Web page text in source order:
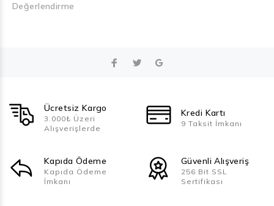
Değerlendirme
Ücretsiz Kargo
3.000₺ Üzeri
Alışverişlerde
Kredi Kartı
9 Taksit İmkanı
Kapıda Ödeme
Kapıda Ödeme
İmkanı
Güvenli Alışveriş
256 Bit SSL
Sertifikası